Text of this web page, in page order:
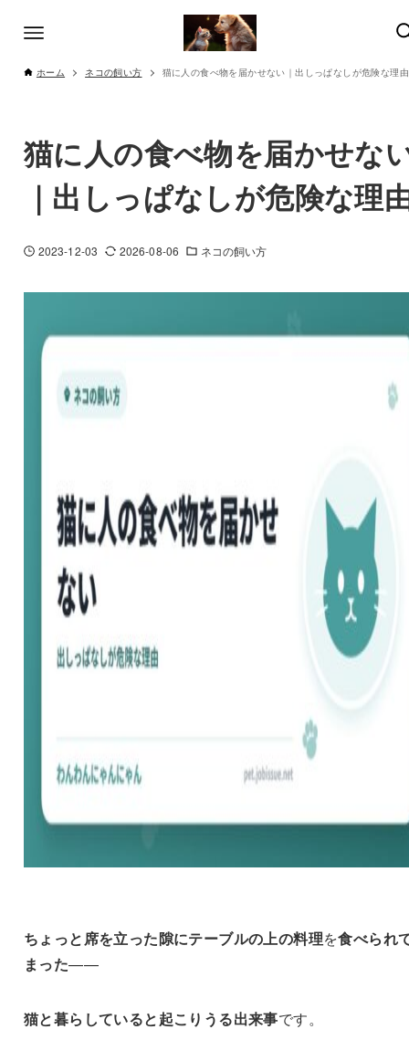
ホーム ネコの飼い方 猫に人の食べ物を届かせない｜出しっぱなしが危険な理由
猫に人の食べ物を届かせな
｜出しっぱなしが危険な理
2023-12-03 2026-08-06 ネコの飼い方
ちょっと席を立った隙にテーブルの上の料理を食べられ
まった——
猫と暮らしていると起こりうる出来事です。